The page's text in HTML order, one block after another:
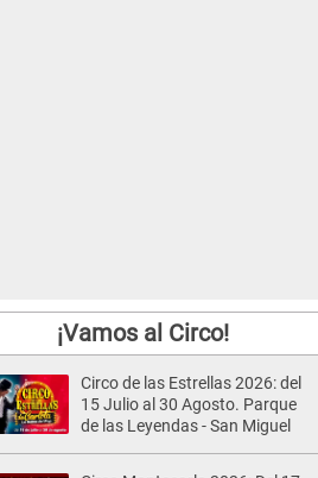
¡Vamos al Circo!
Circo de las Estrellas 2026: del
15 Julio al 30 Agosto. Parque
de las Leyendas - San Miguel